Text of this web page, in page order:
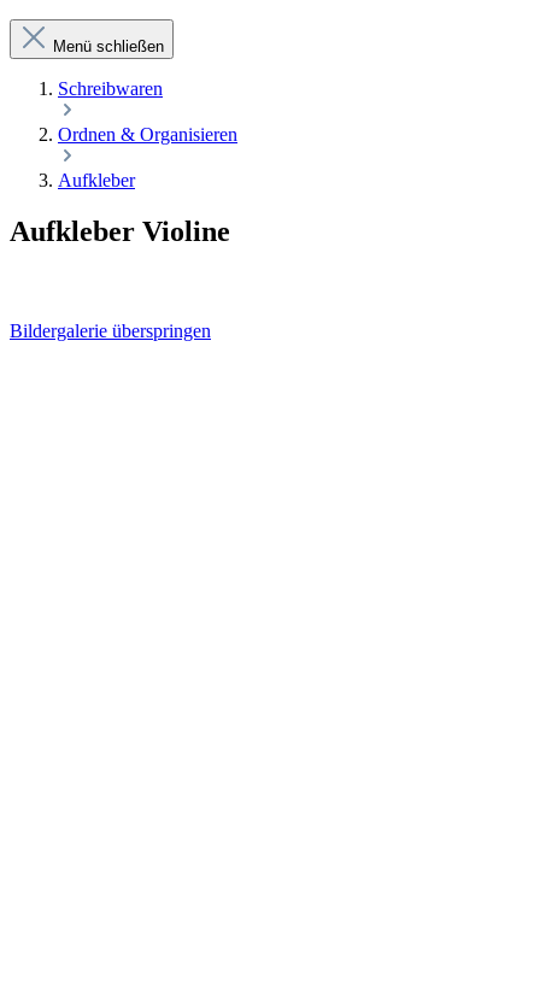
Menü schließen
Schreibwaren
Ordnen & Organisieren
Aufkleber
Aufkleber Violine
Bildergalerie überspringen